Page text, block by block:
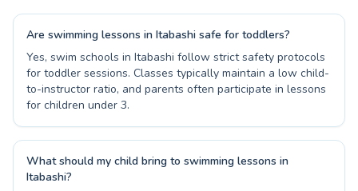
Are swimming lessons in Itabashi safe for toddlers?
Yes, swim schools in Itabashi follow strict safety protocols
for toddler sessions. Classes typically maintain a low child-
to-instructor ratio, and parents often participate in lessons
for children under 3.
What should my child bring to swimming lessons in
Itabashi?